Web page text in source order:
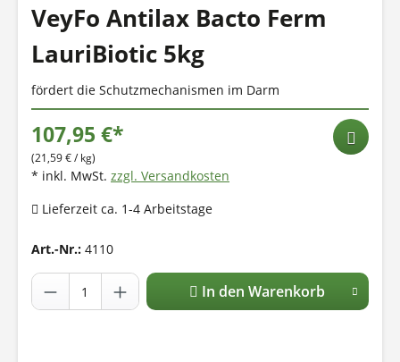
VeyFo Antilax Bacto Ferm
LauriBiotic 5kg
fördert die Schutzmechanismen im Darm
107,95 €*
(21,59 € / kg)
* inkl. MwSt. zzgl. Versandkosten
Lieferzeit ca. 1-4 Arbeitstage
Art.-Nr.: 4110
In den Warenkorb